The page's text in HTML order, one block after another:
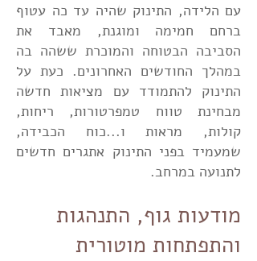
עם הלידה, התינוק שהיה עד כה עטוף
ברחם חמימה ומוגנת, מאבד את
הסביבה הבטוחה והמוכרת ששהה בה
במהלך החודשים האחרונים. כעת על
התינוק להתמודד עם מציאות חדשה
מבחינת טווח טמפרטורות, ריחות,
קולות, מראות ו...כוח הכבידה,
שמעמיד בפני התינוק אתגרים חדשים
לתנועה במרחב.
מודעות גוף, התנהגות
והתפתחות מוטורית